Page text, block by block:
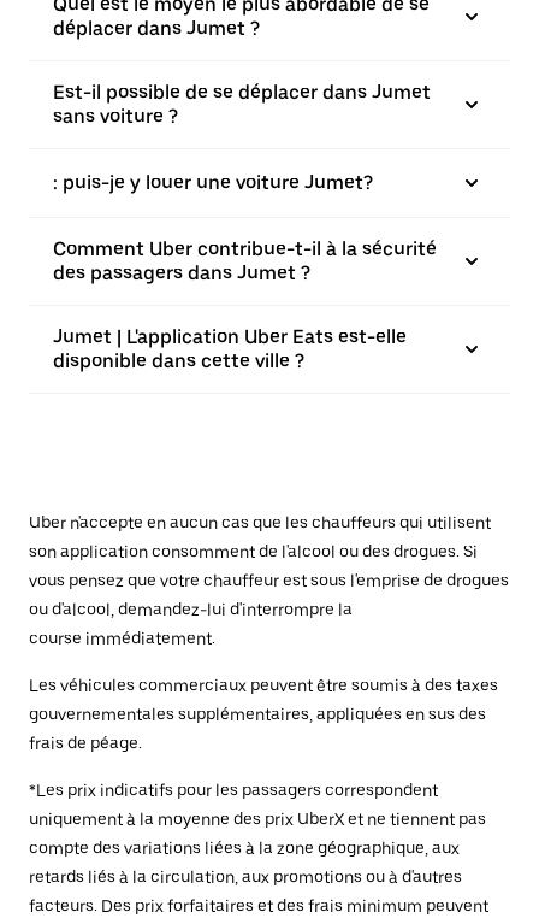
déplacer dans Jumet ?
Est-il possible de se déplacer dans Jumet
sans voiture ?
: puis-je y louer une voiture Jumet?
Comment Uber contribue-t-il à la sécurité
des passagers dans Jumet ?
Jumet | L'application Uber Eats est-elle
disponible dans cette ville ?
Uber n'accepte en aucun cas que les chauffeurs qui utilisent
son application consomment de l'alcool ou des drogues. Si
vous pensez que votre chauffeur est sous l'emprise de drogues
ou d'alcool, demandez-lui d'interrompre la
course immédiatement.
Les véhicules commerciaux peuvent être soumis à des taxes
gouvernementales supplémentaires, appliquées en sus des
frais de péage.
*Les prix indicatifs pour les passagers correspondent
uniquement à la moyenne des prix UberX et ne tiennent pas
compte des variations liées à la zone géographique, aux
retards liés à la circulation, aux promotions ou à d'autres
facteurs. Des prix forfaitaires et des frais minimum peuvent